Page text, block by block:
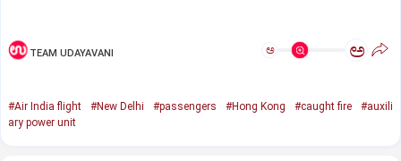
TEAM UDAYAVANI ಅ ಅ
#Air India flight #New Delhi #passengers #Hong Kong #caught fire
#auxili
ary power unit